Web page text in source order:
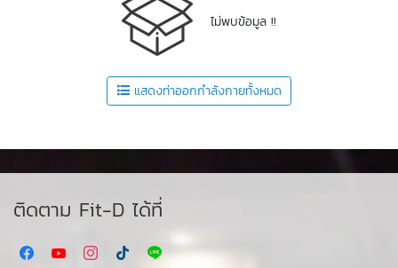
ไม่พบข้อมูล !!
แสดงท่าออกกำลังกายทั้งหมด
ติดตาม Fit-D ได้ที่